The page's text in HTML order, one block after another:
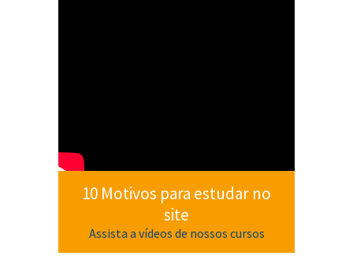
10 Motivos para estudar no
site
Assista a vídeos de nossos cursos